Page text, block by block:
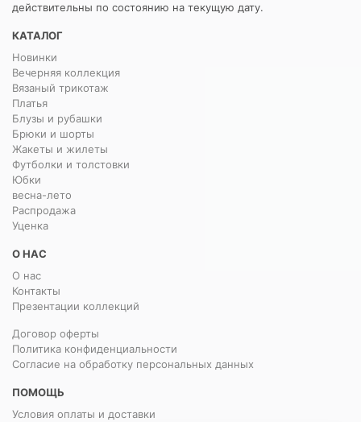
действительны по состоянию на текущую дату.
КАТАЛОГ
Новинки
Вечерняя коллекция
Вязаный трикотаж
Платья
Блузы и рубашки
Брюки и шорты
Жакеты и жилеты
Футболки и толстовки
Юбки
весна-лето
Распродажа
Уценка
О НАС
О нас
Контакты
Презентации коллекций
Договор оферты
Политика конфиденциальности
Согласие на обработку персональных данных
ПОМОЩЬ
Условия оплаты и доставки